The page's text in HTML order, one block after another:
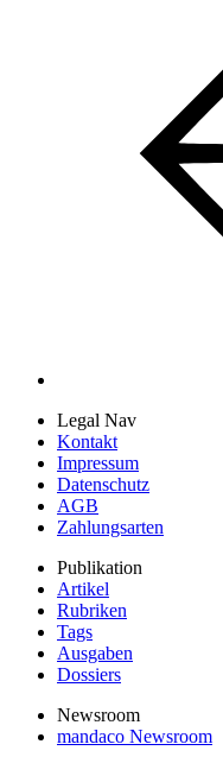
Legal Nav
Kontakt
Impressum
Datenschutz
AGB
Zahlungsarten
Publikation
Artikel
Rubriken
Tags
Ausgaben
Dossiers
Newsroom
mandaco Newsroom